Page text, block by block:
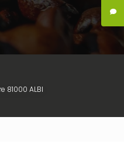
81000 ALBI